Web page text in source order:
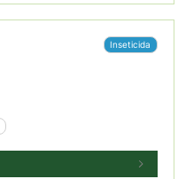
Inseticida